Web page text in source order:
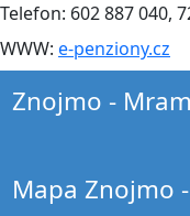
Telefon: 602 887 040,
WWW: e-penziony.cz
Znojmo -
Mapa Znojmo